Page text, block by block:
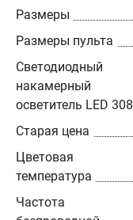
Размеры
Размеры пульта
Светодиодный
накамерный
осветитель LED 308
Старая цена
Цветовая
температура
Частота